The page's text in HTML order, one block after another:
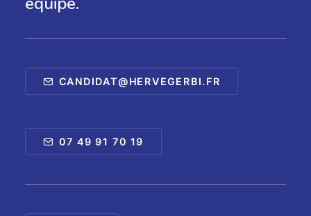
CANDIDAT@HERVEGERBI.FR
07 49 91 70 19